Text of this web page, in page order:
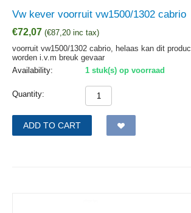
Vw kever voorruit vw1500/1302 cabrio
€72,07 (€87,20 inc tax)
voorruit vw1500/1302 cabrio, helaas kan dit
worden i.v.m breuk gevaar
Availability:
1 stuk(s) op voorraad
Quantity:
ADD TO CART